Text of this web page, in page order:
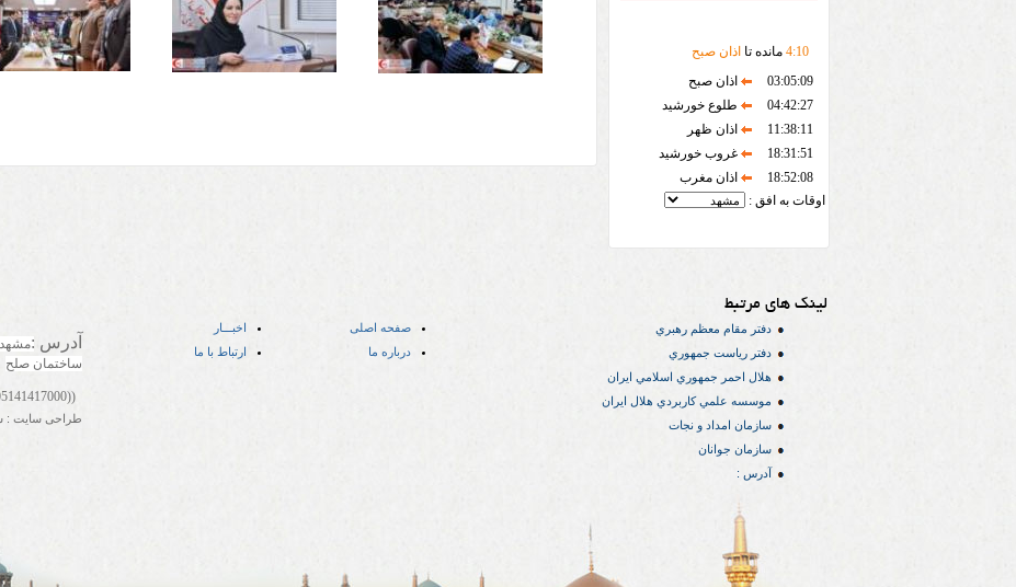
4:10 مانده تا اذان صبح
03:05:09
اذان صبح
04:42:27
طلوع خورشید
11:38:11
اذان ظهر
18:31:51
غروب خورشید
18:52:08
اذان مغرب
اوقات به افق :
لینک های مرتبط
دفتر مقام معظم رهبري
دفتر رياست جمهوري
هلال احمر جمهوري اسلامي ايران
موسسه علمي كاربردي هلال ایران
سازمان امداد و نجات
سازمان جوانان
آدرس :
صفحه اصلی
اخبـــار
درباره ما
ارتباط با ما آدرس :
ساختمان صلح
((05141417000))
طراحی سایت :